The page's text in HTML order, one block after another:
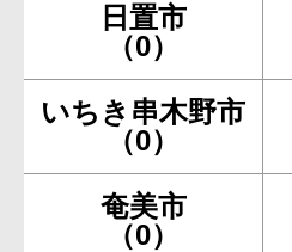
日置市
（0）
いちき串木野市
（0）
奄美市
（0）